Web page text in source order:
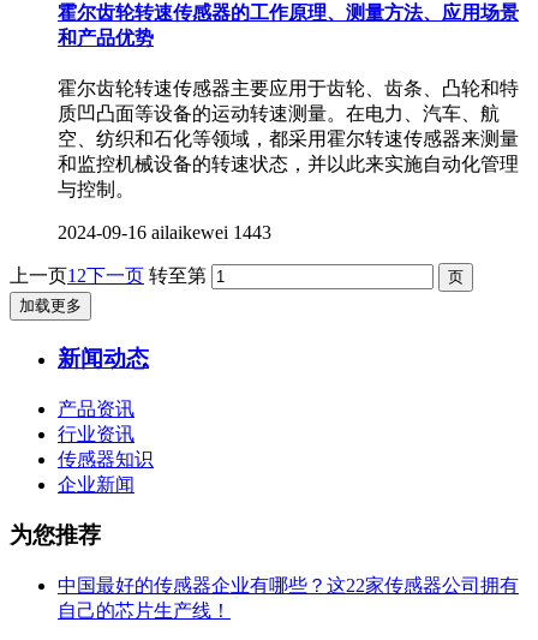
霍尔齿轮转速传感器的工作原理、测量方法、应用场景
和产品优势
霍尔齿轮转速传感器主要应用于齿轮、齿条、凸轮和特
质凹凸面等设备的运动转速测量。在电力、汽车、航
空、纺织和石化等领域，都采用霍尔转速传感器来测量
和监控机械设备的转速状态，并以此来实施自动化管理
与控制。
2024-09-16 ailaikewei 1443
上一页1 2下一页 转至第
加载更多
新闻动态
产品资讯
行业资讯
传感器知识
企业新闻
为您推荐
中国最好的传感器企业有哪些？这22家传感器公司拥有
自己的芯片生产线！